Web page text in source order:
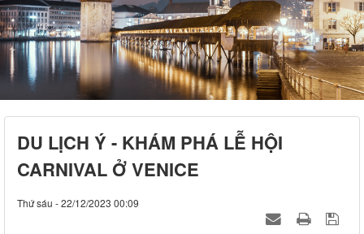
DU LỊCH Ý - KHÁM PHÁ LỄ HỘI
CARNIVAL Ở VENICE
Thứ sáu - 22/12/2023 00:09